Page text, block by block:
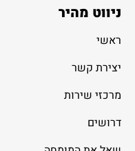
ניווט מהיר
ראשי
יצירת קשר
מרכזי שירות
דרושים